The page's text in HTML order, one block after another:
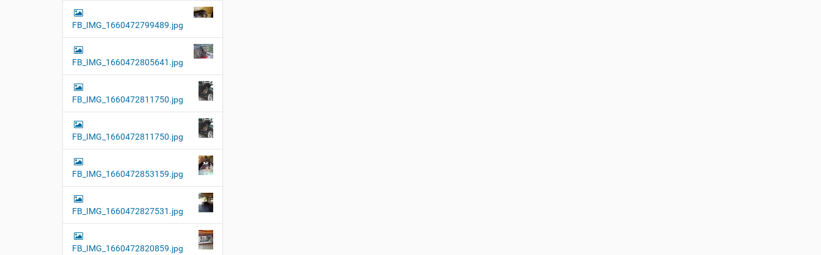
FB_IMG_1660472799489.jpg
FB_IMG_1660472805641.jpg
FB_IMG_1660472811750.jpg
FB_IMG_1660472811750.jpg
FB_IMG_1660472853159.jpg
FB_IMG_1660472827531.jpg
FB_IMG_1660472820859.jpg